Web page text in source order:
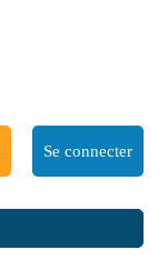
Se connecter